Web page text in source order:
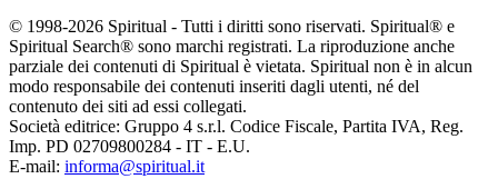
© 1998-2026 Spiritual - Tutti i diritti sono riservati. Spiritual® e
Spiritual Search® sono marchi registrati. La riproduzione anche
parziale dei contenuti di Spiritual è vietata. Spiritual non è in alcun
modo responsabile dei contenuti inseriti dagli utenti, né del
contenuto dei siti ad essi collegati.
Società editrice: Gruppo 4 s.r.l. Codice Fiscale, Partita IVA, Reg.
Imp. PD 02709800284 - IT - E.U.
E-mail: informa@spiritual.it